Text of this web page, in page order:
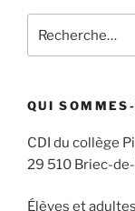
pour
QUI
CDI du collège
29 510 Briec-
Élèves et